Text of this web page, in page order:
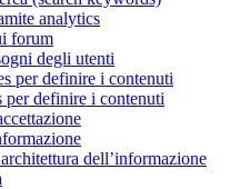
analytics
forum
degli utenti
per definire i contenuti
per definire i contenuti
dell’informazione